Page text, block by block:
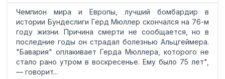
Чемпион мира и Европы, лучший бомбардир в
истории Бундеслиги Герд Мюллер скончался на 76-м
году жизни. Причина смерти не сообщается, но в
последние годы он страдал болезнью Альцгеймера.
"Бавария" оплакивает Герда Мюллера, которого не
стало рано утром в воскресенье. Ему было 75 лет",
— говорит...